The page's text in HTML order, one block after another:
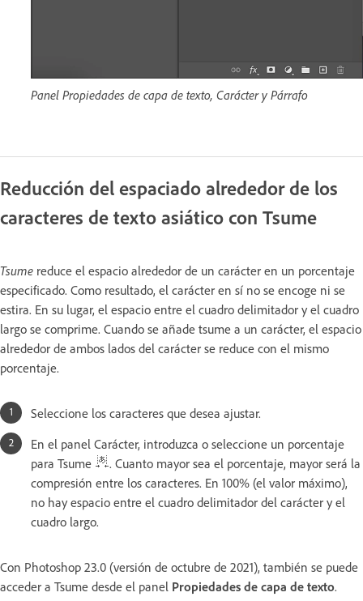
Panel Propiedades de capa de texto, Carácter y Párrafo
Reducción del espaciado alrededor de los
caracteres de texto asiático con Tsume
Tsume reduce el espacio alrededor de un carácter en un porcentaje
especificado. Como resultado, el carácter en sí no se encoge ni se
estira. En su lugar, el espacio entre el cuadro delimitador y el cuadro
largo se comprime. Cuando se añade tsume a un carácter, el espacio
alrededor de ambos lados del carácter se reduce con el mismo
porcentaje.
Seleccione los caracteres que desea ajustar.
En el panel Carácter, introduzca o seleccione un porcentaje
para Tsume
. Cuanto mayor sea el porcentaje, mayor será la
compresión entre los caracteres. En 100% (el valor máximo),
no hay espacio entre el cuadro delimitador del carácter y el
cuadro largo.
Con Photoshop 23.0 (versión de octubre de 2021), también se puede
acceder a Tsume desde el panel Propiedades de capa de texto.